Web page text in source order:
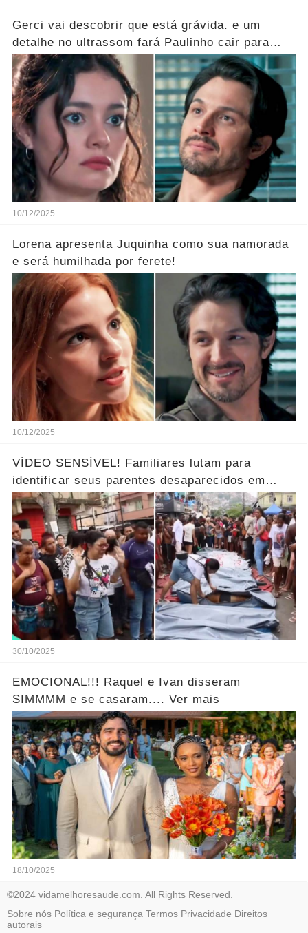
Gerci vai descobrir que está grávida. e um
detalhe no ultrassom fará Paulinho cair para
trás!
10/12/2025
Lorena apresenta Juquinha como sua namorada
e será humilhada por ferete!
10/12/2025
VÍDEO SENSÍVEL! Familiares lutam para
identificar seus parentes desaparecidos em
meio aos corpos ao horror… Ver mais!
30/10/2025
EMOCIONAL!!! Raquel e Ivan disseram
SIMMMM e se casaram.... Ver mais
18/10/2025
©2024 vidamelhoresaude.com. All Rights Reserved.
Sobre nós Política e segurança Termos Privacidade Direitos
autorais